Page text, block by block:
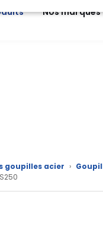
Nos marques
goupilles acier ›